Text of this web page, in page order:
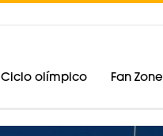
Ciclo olímpico Fan Zone